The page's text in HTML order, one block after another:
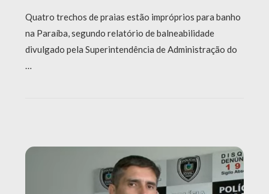
Quatro trechos de praias estão impróprios para banho
na Paraíba, segundo relatório de balneabilidade
divulgado pela Superintendência de Administração do
…